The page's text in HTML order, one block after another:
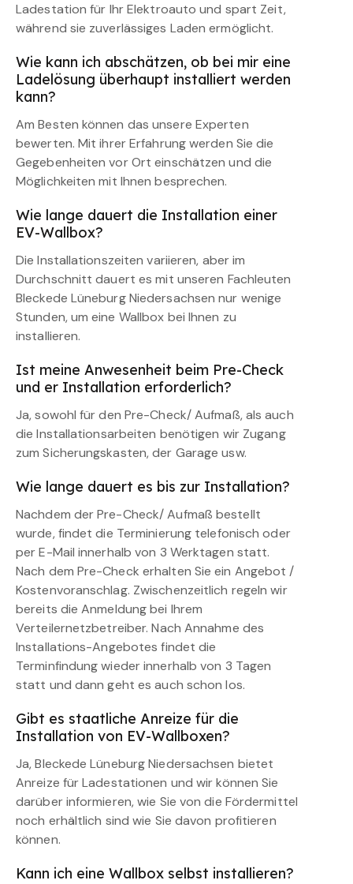
Ladestation für Ihr Elektroauto und spart Zeit,
während sie zuverlässiges Laden ermöglicht.
Wie kann ich abschätzen, ob bei mir eine
Ladelösung überhaupt installiert werden
kann?
Am Besten können das unsere Experten
bewerten. Mit ihrer Erfahrung werden Sie die
Gegebenheiten vor Ort einschätzen und die
Möglichkeiten mit Ihnen besprechen.
Wie lange dauert die Installation einer
EV-Wallbox?
Die Installationszeiten variieren, aber im
Durchschnitt dauert es mit unseren Fachleuten
Bleckede Lüneburg Niedersachsen nur wenige
Stunden, um eine Wallbox bei Ihnen zu
installieren.
Ist meine Anwesenheit beim Pre-Check
und er Installation erforderlich?
Ja, sowohl für den Pre-Check/ Aufmaß, als auch
die Installationsarbeiten benötigen wir Zugang
zum Sicherungskasten, der Garage usw.
Wie lange dauert es bis zur Installation?
Nachdem der Pre-Check/ Aufmaß bestellt
wurde, findet die Terminierung telefonisch oder
per E-Mail innerhalb von 3 Werktagen statt.
Nach dem Pre-Check erhalten Sie ein Angebot /
Kostenvoranschlag. Zwischenzeitlich regeln wir
bereits die Anmeldung bei Ihrem
Verteilernetzbetreiber. Nach Annahme des
Installations-Angebotes findet die
Terminfindung wieder innerhalb von 3 Tagen
statt und dann geht es auch schon los.
Gibt es staatliche Anreize für die
Installation von EV-Wallboxen?
Ja, Bleckede Lüneburg Niedersachsen bietet
Anreize für Ladestationen und wir können Sie
darüber informieren, wie Sie von die Fördermittel
noch erhältlich sind wie Sie davon profitieren
können.
Kann ich eine Wallbox selbst installieren?